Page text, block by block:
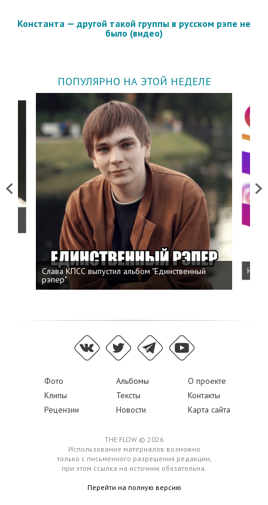
Константа — другой такой группы в русском рэпе не
было (видео)
ПОПУЛЯРНО НА ЭТОЙ НЕДЕЛЕ
Previous
Слава КПСС выпустил альбом "Единственный
рэпер"
Next
Фото Альбомы
О проекте
Клипы
Тексты
Контакты
Рецензии
Новости Карта сайта
THE FLOW © 2026
Использование материалов возможно
только с письменного разрешения редакции,
при этом ссылка на источник обязательна.
Перейти на полную версию